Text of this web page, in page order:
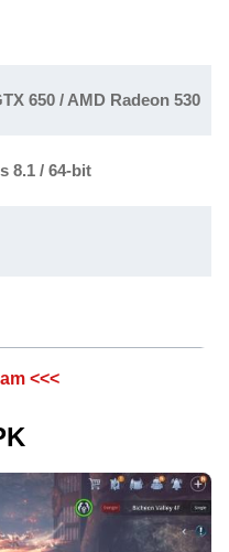
650 / AMD Radeon 530
8.1 / 64-bit
<<<